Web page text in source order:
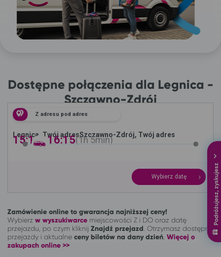
Podróżujesz, zyskujesz
Dostępne połączenia dla Legnica -
Szczawno-Zdrój
Z adresu pod adres
Legnica, Twój adresSzczawno-Zdrój, Twój adres
15:10 - 16:15 1h5min
Wybierz datę
Zamówienie online to gwarancja najniższej ceny!
Wybierz w wyszukiwarce miejscowości Z i DO oraz datę
przejazdu, po czym kliknij Znajdź przejazd . Otrzymasz dostępne
przejazdy i aktualne ceny biletów na dany dzień Więcej o
zakupach online >>